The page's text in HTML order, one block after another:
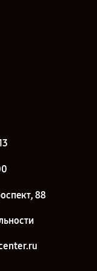
88